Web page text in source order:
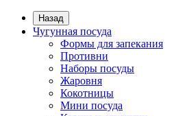
Назад
Чугунная посуда
Формы для запекания
Противни
Наборы посуды
Жаровня
Кокотницы
Мини посуда